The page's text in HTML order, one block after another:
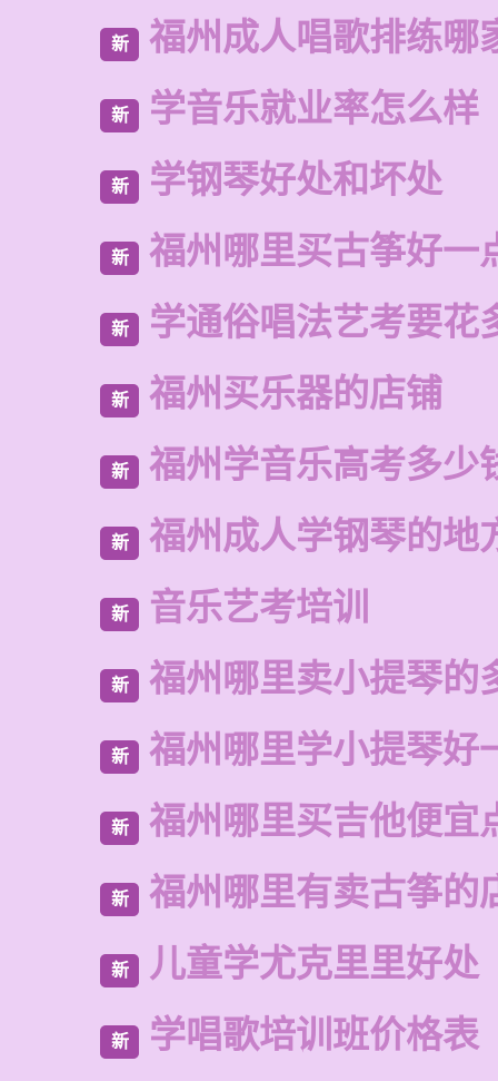
新 福州成人唱歌排练哪
新 学音乐就业率怎么样
新 学钢琴好处和坏处
新 福州哪里买古筝好一
新 学通俗唱法艺考要花
新 福州买乐器的店铺
新 福州学音乐高考多少
新 福州成人学钢琴的地
新 音乐艺考培训
新 福州哪里卖小提琴的
新 福州哪里学小提琴好
新 福州哪里买吉他便宜
新 福州哪里有卖古筝的
新 儿童学尤克里里好处
新 学唱歌培训班价格表